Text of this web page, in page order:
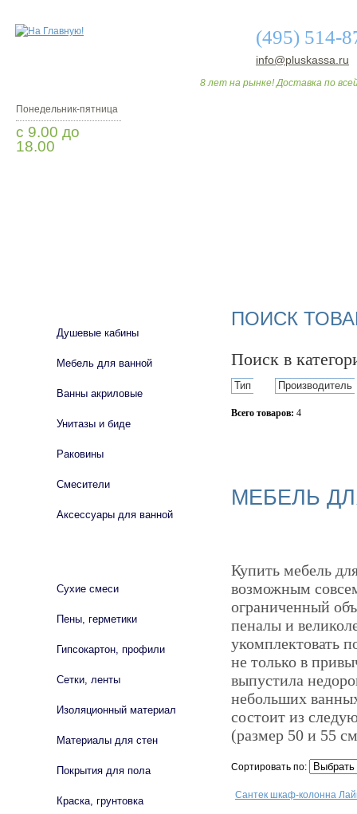
(495) 514-
info@pluskassa.ru
8 лет на рынке! Доставка по
Понедельник-пятница
с 9.00 до
18.00
ПОИСК
Поиск в
Тип Производитель
Всего товаров: 4
МЕБЕЛЬ
Купить мебель
возможным
ограниченный
пеналы и
укомплектовать
не только в
выпустила
небольших
состоит из
(размер 50 и 55
Сортировать по:
Сантек шкаф-колонна
Душевые кабины
Мебель для ванной
Ванны акриловые
Унитазы и биде
Раковины
Смесители
Аксессуары для ванной
Сухие смеси
Пены, герметики
Гипсокартон, профили
Сетки, ленты
Изоляционный материал
Материалы для стен
Покрытия для пола
Краска, грунтовка